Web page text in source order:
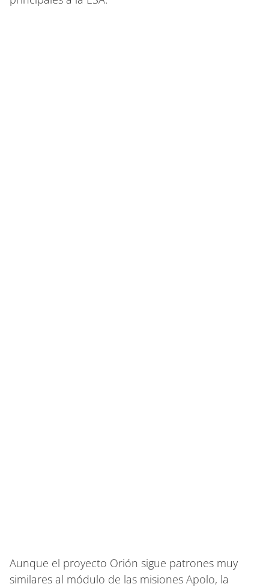
Aunque el proyecto Orión sigue patrones muy
similares al módulo de las misiones Apolo, la